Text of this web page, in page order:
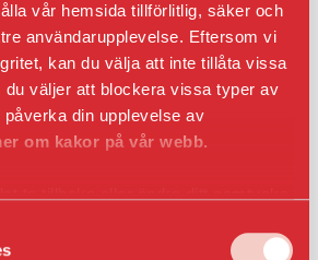
vår hemsida tillförlitlig, säker och
användarupplevelse. Eftersom vi
kan du välja att inte tillåta vissa
väljer att blockera vissa typer av
din upplevelse av
om kakor på vår webb.
samtidigt som Bostaden växer
nytt, närmare 200
så minskar vår totala
tack vare
arbete med underhåll,
kilowatt timmar vilket